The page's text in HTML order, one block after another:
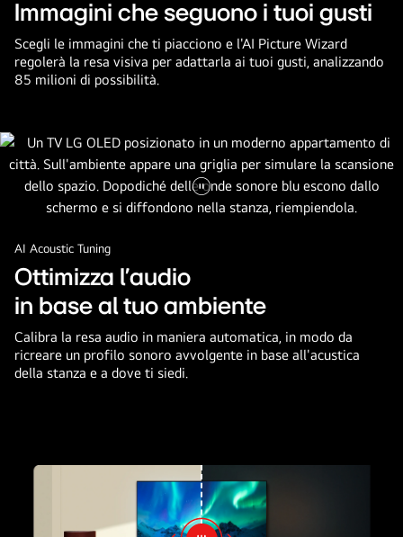
Immagini che seguono i tuoi gusti
Scegli le immagini che ti piacciono e l'AI Picture Wizard
regolerà la resa visiva per adattarla ai tuoi gusti, analizzando
85 milioni di possibilità.
Metti
pausa.
AI Acoustic Tuning
Ottimizza l'audio
in base al tuo ambiente
Calibra la resa audio in maniera automatica, in modo da
ricreare un profilo sonoro avvolgente in base all'acustica
della stanza e a dove ti siedi.